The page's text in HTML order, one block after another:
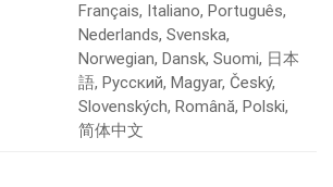
Français, Italiano, Português,
Nederlands, Svenska,
Norwegian, Dansk, Suomi, 日本
語, Pусский, Magyar, Český,
Slovenských, Română, Polski,
简体中文